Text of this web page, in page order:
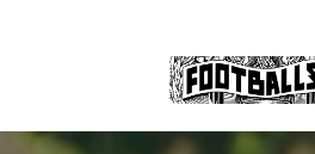
Footballski